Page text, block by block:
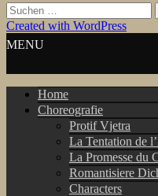
Suchen
nach:
Created with WordPress
MENU
Home
Choreografie
Protif Vjetra
La Tentation de
La Promesse du
Romantisiere
Characters